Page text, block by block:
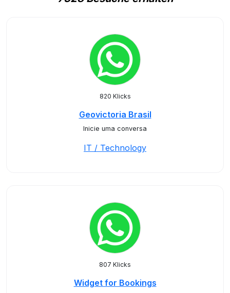
820 Klicks
Geovictoria Brasil
Inicie uma conversa
IT / Technology
807 Klicks
Widget for Bookings